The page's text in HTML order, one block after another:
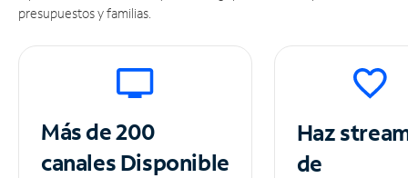
presupuestos y familias.
Más de 200
canalesDisponible
Haz
de